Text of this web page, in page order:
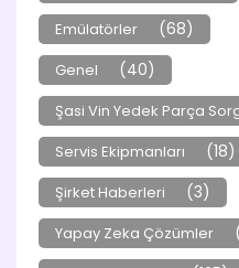
Emülatörler (68)
Genel (40)
Şasi Vin Yedek Parça
Servis Ekipmanları (18)
Şirket Haberleri (3)
Yapay Zeka Çözümler